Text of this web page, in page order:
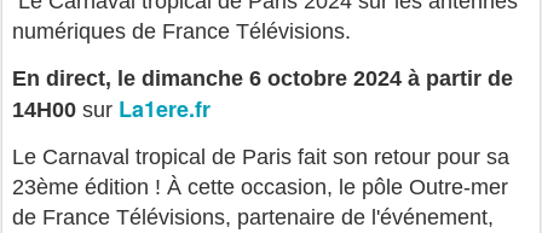
numériques de France Télévisions.
En direct, le dimanche 6 octobre 2024 à partir de
14H00 sur La1ere.fr
Le Carnaval tropical de Paris fait son retour pour sa
23ème édition ! À cette occasion, le pôle Outre-mer
de France Télévisions, partenaire de l'événement,